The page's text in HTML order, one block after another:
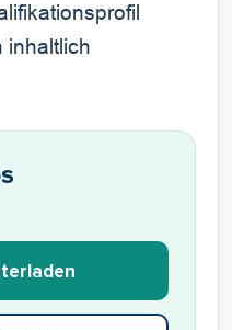
inhaltlich